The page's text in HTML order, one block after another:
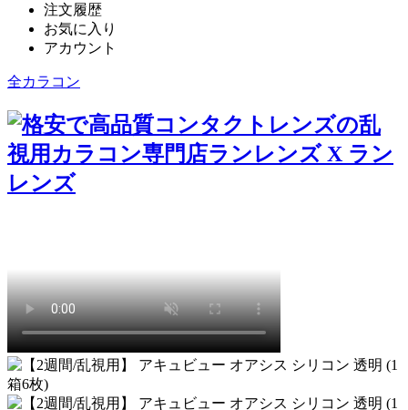
注文履歴
お気に入り
アカウント
全カラコン